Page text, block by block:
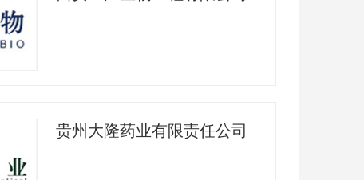
贵州大隆药业有限责任公司